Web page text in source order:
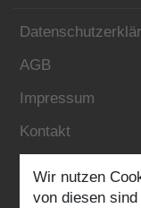
AGB
Impressum
Kontakt
Folgen Sie uns:
Wir nutzen
von diesen